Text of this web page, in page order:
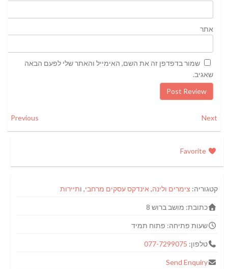
אתר
שמור בדפדפן זה את השם, האימייל והאתר שלי לפעם הבאה
שאגיב.
Previous Next
Favorite
קטגוריה: צימרים ולינה, אינדקס עסקים מרחבי, ותיירות
כתובת: מושב ברוש 8
שעות פתיחה: פתוח תמיד
טלפון: 077-7299075
Send Enquiry